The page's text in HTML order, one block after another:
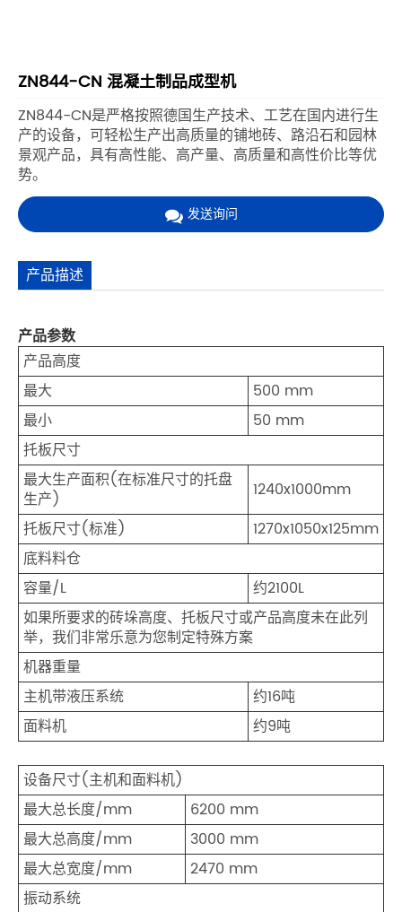
ZN844-CN 混凝土制品成型机
ZN844-CN是严格按照德国生产技术、工艺在国内进行生
产的设备，可轻松生产出高质量的铺地砖、路沿石和园林
景观产品，具有高性能、高产量、高质量和高性价比等优
势。
发送询问
产品描述
产品参数
产品高度
最大
500 mm
最小
50 mm
托板尺寸
最大生产面积(在标准尺寸的托盘
生产)
1240x1000mm
托板尺寸(标准)
1270x1050x125mm
底料料仓
容量/L
约2100L
如果所要求的砖垛高度、托板尺寸或产品高度未在此列
举，我们非常乐意为您制定特殊方案
机器重量
主机带液压系统
约16吨
面料机
约9吨
设备尺寸(主机和面料机)
最大总长度/mm
6200 mm
最大总高度/mm
3000 mm
最大总宽度/mm
2470 mm
振动系统